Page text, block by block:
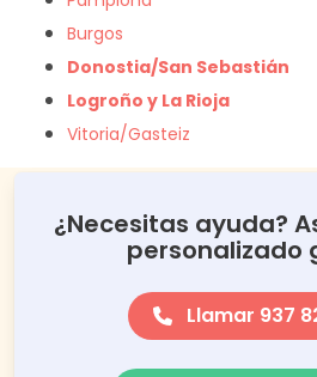
Burgos
Donostia/San Sebastián
Logroño y La Rioja
Vitoria/Gasteiz
¿Necesitas ayuda?
personalizado
Llamar 937